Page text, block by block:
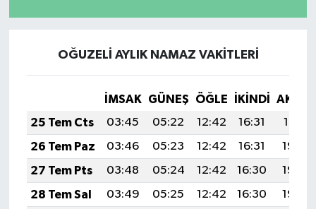
OĞUZELİ AYLIK NAMAZ VAKITLERI
İMSAK GÜNEŞ ÖĞLE İKINDI
25 Tem Cts
03:45 05:22 12:42 16:31
19:51
26 Tem Paz
03:46 05:23 12:42 16:31
19:50
27 Tem Pts
03:48 05:24 12:42 16:30
19:49
28 Tem Sal
03:49 05:25 12:42 16:30
19:48